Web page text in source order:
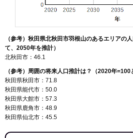
（参考）秋田県北秋田市羽根山のあるエリアの
て、2050年を推計）
北秋田市：46.1
（参考）周囲の将来人口推計は？（2020年=100
秋田県秋田市：71.8
秋田県能代市：50.0
秋田県大館市：57.3
秋田県鹿角市：48.9
秋田県仙北市：45.5